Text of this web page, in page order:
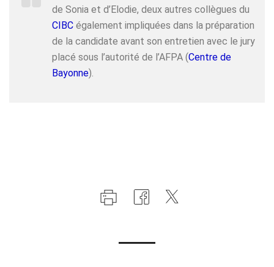
de Sonia et d’Elodie, deux autres collègues du
CIBC également impliquées dans la préparation
de la candidate avant son entretien avec le jury
placé sous l’autorité de l’AFPA (Centre de
Bayonne).